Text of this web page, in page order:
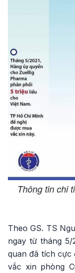
Thông tin chi
Theo GS. TS
ngay từ tháng
quan đã tích cực
vắc xin phòng